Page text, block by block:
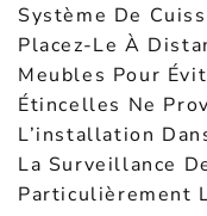
Système De
Placez-Le À
Meubles Pour
Étincelles Ne
L’installation
La Surveillance
Particulièrement